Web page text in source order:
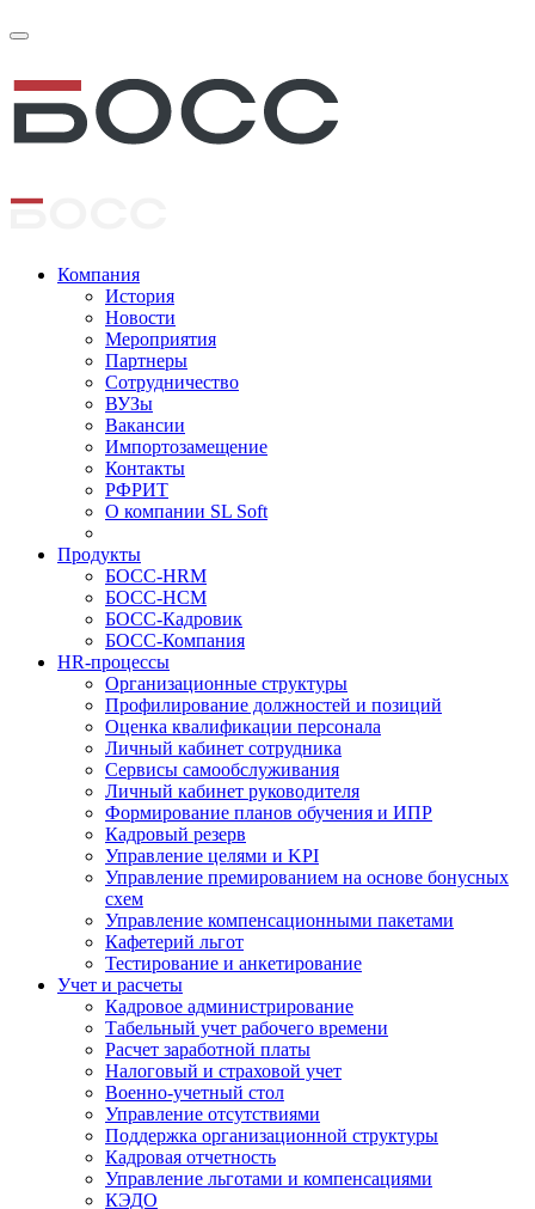
Компания
История
Новости
Мероприятия
Партнеры
Сотрудничество
ВУЗы
Вакансии
Импортозамещение
Контакты
РФРИТ
О компании SL Soft
Продукты
БОСС-HRM
БОСС-HCM
БОСС-Кадровик
БОСС-Компания
HR-процессы
Организационные структуры
Профилирование должностей и позиций
Оценка квалификации персонала
Личный кабинет сотрудника
Сервисы самообслуживания
Личный кабинет руководителя
Формирование планов обучения и ИПР
Кадровый резерв
Управление целями и KPI
Управление премированием на основе бонусных
схем
Управление компенсационными пакетами
Кафетерий льгот
Тестирование и анкетирование
Учет и расчеты
Кадровое администрирование
Табельный учет рабочего времени
Расчет заработной платы
Налоговый и страховой учет
Военно-учетный стол
Управление отсутствиями
Поддержка организационной структуры
Кадровая отчетность
Управление льготами и компенсациями
КЭДО